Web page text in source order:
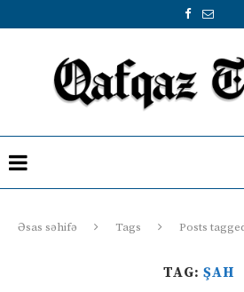
Əsas səhifə Tags Posts
TAG: ŞAH